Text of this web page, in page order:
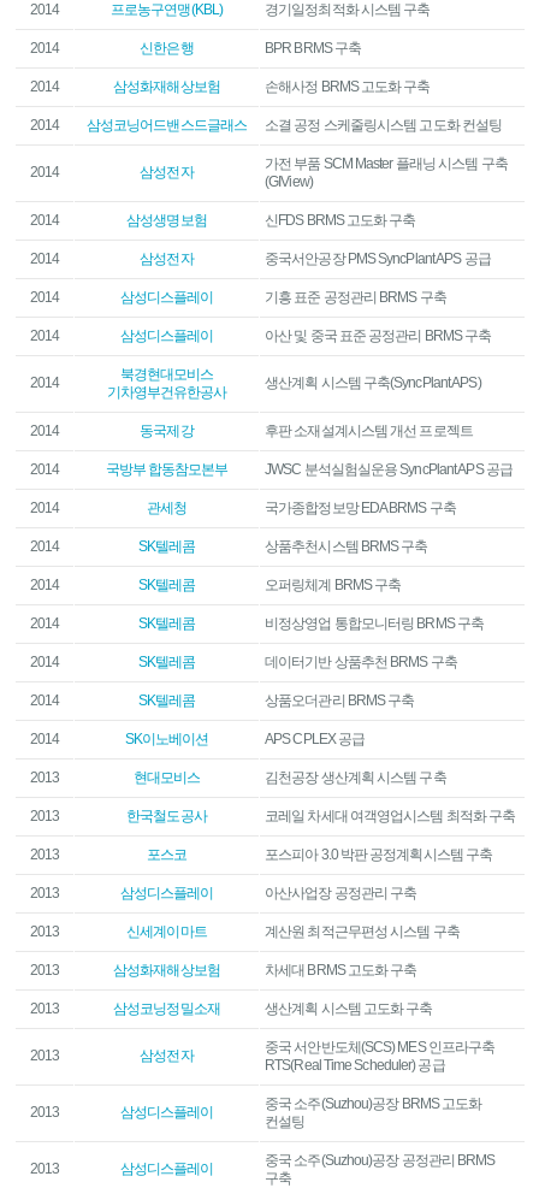
2014 프로농구연맹(KBL) 경기일정최적화 시스템 구축
2014 신한은행 BPR BRMS 구축
2014 삼성화재해상보험 손해사정 BRMS 고도화 구축
2014 삼성코닝어드밴스드글래스 소결 공정 스케줄링시스템 고도화 컨설팅
2014 삼성전자
가전 부품 SCM Master 플래닝 시스템 구축
(GIView)
2014 삼성생명보험 신FDS BRMS 고도화 구축
2014 삼성전자 중국서안공장 PMS SyncPlant APS 공급
2014 삼성디스플레이 기흥 표준 공정관리 BRMS 구축
2014 삼성디스플레이 아산 및 중국 표준 공정관리 BRMS 구축
2014
북경현대모비스
기차영부건유한공사
생산계획 시스템 구축(SyncPlant APS)
2014 동국제강 후판 소재설계시스템 개선 프로젝트
2014 국방부 합동참모본부 JWSC 분석실험실운용 SyncPlant APS 공급
2014 관세청 국가종합정보망 EDA BRMS 구축
2014 SK텔레콤 상품추천시스템 BRMS 구축
2014 SK텔레콤 오퍼링체계 BRMS 구축
2014 SK텔레콤 비정상영업 통합모니터링 BRMS 구축
2014 SK텔레콤 데이터기반 상품추천 BRMS 구축
2014 SK텔레콤 상품오더관리 BRMS 구축
2014 SK이노베이션 APS CPLEX 공급
2013 현대모비스 김천공장 생산계획 시스템 구축
2013 한국철도공사 코레일 차세대 여객영업시스템 최적화 구축
2013 포스코 포스피아 3.0 박판 공정계획시스템 구축
2013 삼성디스플레이 아산사업장 공정관리 구축
2013 신세계이마트 계산원 최적근무편성 시스템 구축
2013 삼성화재해상보험 차세대 BRMS 고도화 구축
2013 삼성코닝정밀소재 생산계획 시스템 고도화 구축
2013 삼성전자
중국 서안반도체(SCS) MES 인프라구축
RTS(Real Time Scheduler) 공급
2013 삼성디스플레이
중국 소주(Suzhou)공장 BRMS 고도화
컨설팅
2013 삼성디스플레이
중국 소주(Suzhou)공장 공정관리 BRMS
구축